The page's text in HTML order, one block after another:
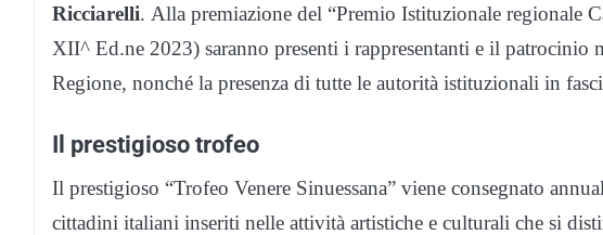
Ricciarelli. Alla premiazione del “Premio Istituzionale regionale
XII^ Ed.ne 2023) saranno presenti i rappresentanti e il patrocinio
Regione, nonché la presenza di tutte le autorità istituzionali in
Il prestigioso trofeo
Il prestigioso “Trofeo Venere Sinuessana” viene consegnato
cittadini italiani inseriti nelle attività artistiche e culturali che si